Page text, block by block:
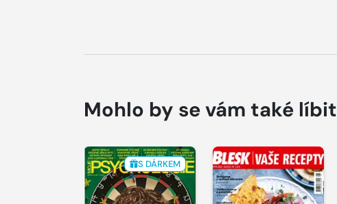
Mohlo by se vám také líbit
S DÁRKEM